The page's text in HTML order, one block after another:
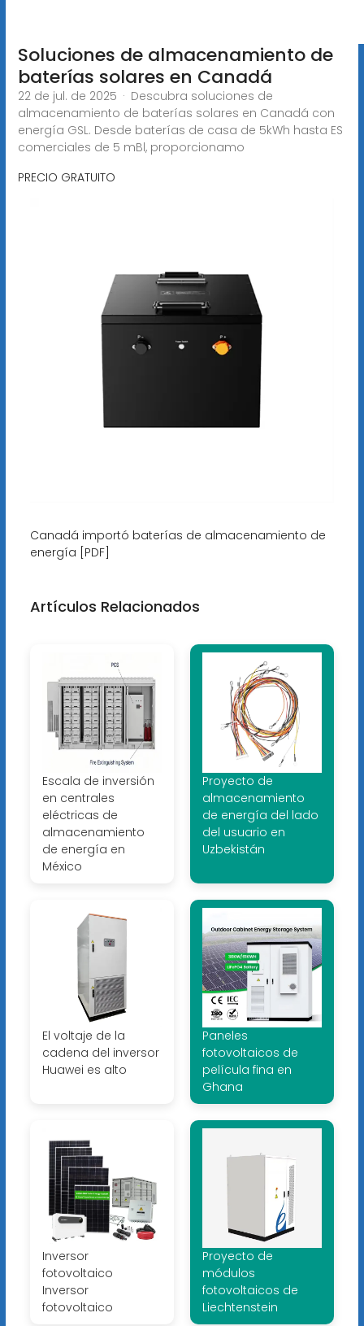
Soluciones de almacenamiento de
baterías solares en Canadá
22 de jul. de 2025 · Descubra soluciones de
almacenamiento de baterías solares en Canadá con
energía GSL. Desde baterías de casa de 5kWh hasta ES
comerciales de 5 mBl, proporcionamo
PRECIO GRATUITO
Canadá importó baterías de almacenamiento de
energía [PDF]
Artículos Relacionados
Escala de inversión
en centrales
eléctricas de
almacenamiento
de energía en
México
Proyecto de
almacenamiento
de energía del lado
del usuario en
Uzbekistán
El voltaje de la
cadena del inversor
Huawei es alto
Paneles
fotovoltaicos de
película fina en
Ghana
Inversor
fotovoltaico
Inversor
fotovoltaico
Proyecto de
módulos
fotovoltaicos de
Liechtenstein